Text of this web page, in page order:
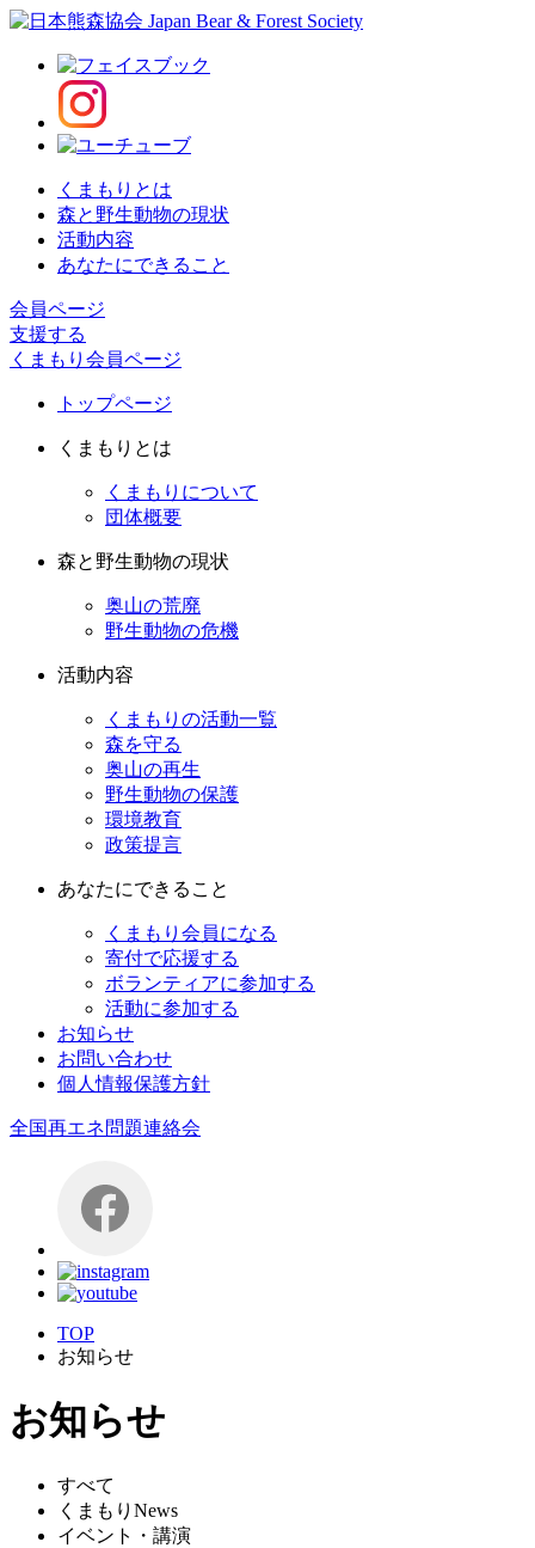
くまもりとは
森と野生動物の現状
活動内容
あなたにできること
会員ページ
支援する
くまもり会員ページ
トップページ
くまもりとは
くまもりについて
団体概要
森と野生動物の現状
奥山の荒廃
野生動物の危機
活動内容
くまもりの活動一覧
森を守る
奥山の再生
野生動物の保護
環境教育
政策提言
あなたにできること
くまもり会員になる
寄付で応援する
ボランティアに参加する
活動に参加する
お知らせ
お問い合わせ
個人情報保護方針
全国再エネ問題連絡会
TOP
お知らせ
お知らせ
すべて
くまもりNews
イベント・講演